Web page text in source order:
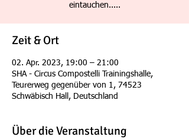
eintauchen.....
Zeit & Ort
02. Apr. 2023, 19:00 – 21:00
SHA - Circus Compostelli Trainingshalle,
Teurerweg gegenüber von 1, 74523
Schwäbisch Hall, Deutschland
Über die Veranstaltung